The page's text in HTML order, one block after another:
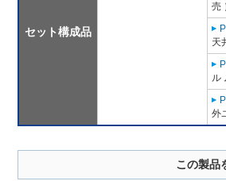
セット構成品
売
天
ル
外
この製品